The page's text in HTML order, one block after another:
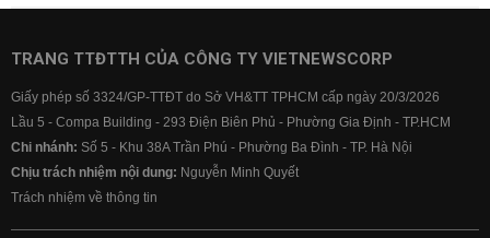
TRANG TTĐTTH CỦA CÔNG TY VIETNEWSCORP
Giấy phép số 3324/GP-TTĐT do Sở VH&TT TPHCM cấp ngày 20/3/2026
Lầu 5 - Compa Building - 293 Điện Biên Phủ - Phường Gia Định - TP.HCM
Chi nhánh: Số 5 - Khu 38A Trần Phú - Phường Ba Đình - TP. Hà Nội
Chịu trách nhiệm nội dung: Nguyễn Minh Quyết
Trách nhiệm về thông tin